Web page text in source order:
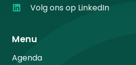
Volg ons op LinkedIn
Menu
Agenda